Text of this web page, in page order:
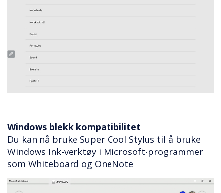
Windows blekk kompatibilitet
Du kan nå bruke Super Cool Stylus til å bruke
Windows Ink-verktøy i Microsoft-programmer
som Whiteboard og OneNote